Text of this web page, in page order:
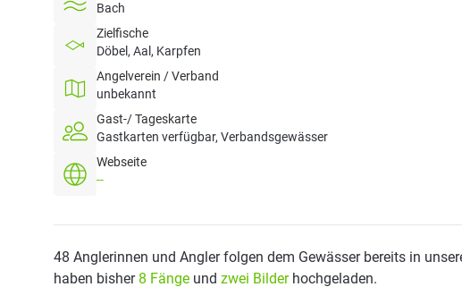
Bach
Zielfische
Döbel, Aal, Karpfen
Angelverein / Verband
unbekannt
Gast-/ Tageskarte
Gastkarten verfügbar, Verbandsgewässer
Webseite
--
48 Anglerinnen und Angler folgen dem Gewässer bereits in
haben bisher 8 Fänge und zwei Bilderhochgeladen.